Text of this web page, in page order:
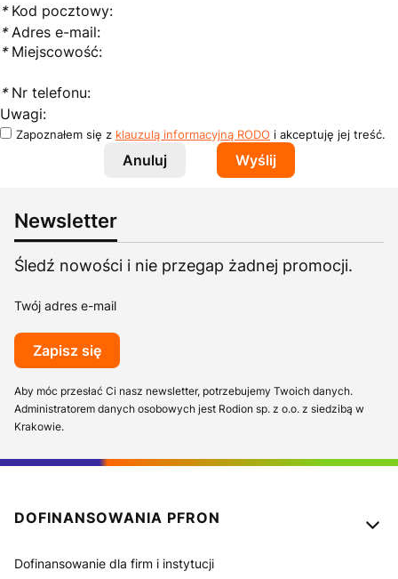
*Kod pocztowy:
*Adres e-mail:
*Miejscowość:
*Nr telefonu:
Uwagi:
Zapoznałem się z klauzulą informacyjną RODO i akceptuję jej treść.
Anuluj Wyślij
Newsletter
Śledź nowości i nie przegap żadnej promocji.
Twój adres e-mail
Zapisz się
Aby móc przesłać Ci nasz newsletter, potrzebujemy Twoich danych.
Administratorem danych osobowych jest Rodion sp. z o.o. z siedzibą w
Krakowie.
Linki w stopce
DOFINANSOWANIA PFRON
Dofinansowanie dla firm i instytucji